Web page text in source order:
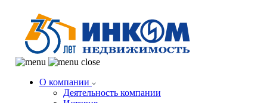
О компании
Деятельность компании